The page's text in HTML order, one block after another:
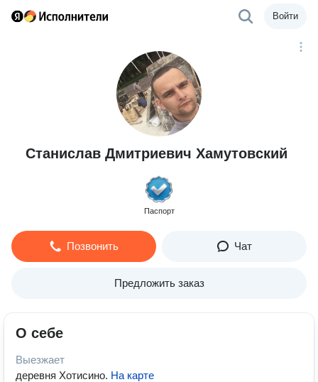
Войти
Станислав Дмитриевич Хамутовский
Паспорт
Позвонить Чат
Предложить заказ
О себе
Выезжает
деревня Хотисино. На карте